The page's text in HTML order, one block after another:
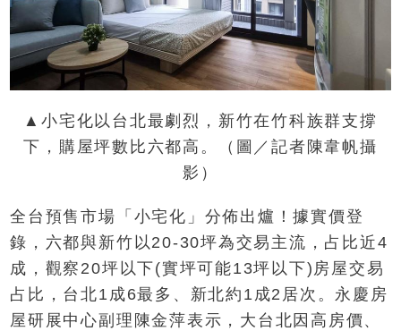
▲小宅化以台北最劇烈，新竹在竹科族群支撐
下，購屋坪數比六都高。（圖／記者陳韋帆攝
影）
全台預售市場「小宅化」分佈出爐！據實價登
錄，六都與新竹以20-30坪為交易主流，占比近4
成，觀察20坪以下(實坪可能13坪以下)房屋交易
占比，台北1成6最多、新北約1成2居次。永慶房
屋研展中心副理陳金萍表示，大台北因高房價、